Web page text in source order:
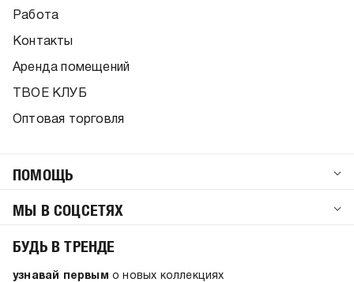
Работа
Контакты
Аренда помещений
ТВОЕ КЛУБ
Оптовая торговля
ПОМОЩЬ
МЫ В СОЦСЕТЯХ
БУДЬ В ТРЕНДЕ
узнавай первым о новых коллекциях